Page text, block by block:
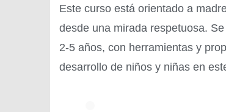
Este curso está orientado a
desde una mirada respetuosa.
2-5 años, con herramientas y
desarrollo de niños y niñas en